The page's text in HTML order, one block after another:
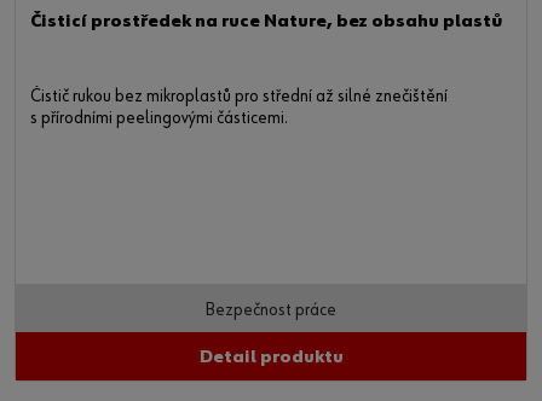
Čisticí prostředek na ruce Nature, bez obsahu plastů
Čistič rukou bez mikroplastů pro střední až silné znečištění
s přírodními peelingovými částicemi.
Bezpečnost práce
Detail produktu